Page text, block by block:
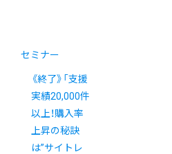
セミナー
《終了》「支援
実績20,000件
以上！購入率
上昇の秘訣
は”サイトレ